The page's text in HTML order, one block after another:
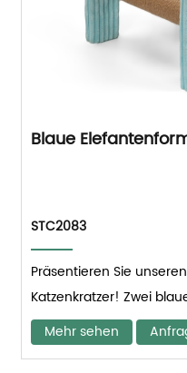
Blaue
STC2083
Präsentieren Sie
Katzenkratzer! Zwei
Mehr sehen